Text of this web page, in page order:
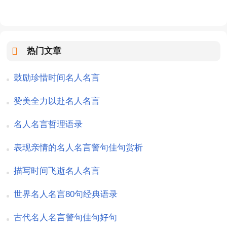
热门文章
鼓励珍惜时间名人名言
赞美全力以赴名人名言
名人名言哲理语录
表现亲情的名人名言警句佳句赏析
描写时间飞逝名人名言
世界名人名言80句经典语录
古代名人名言警句佳句好句